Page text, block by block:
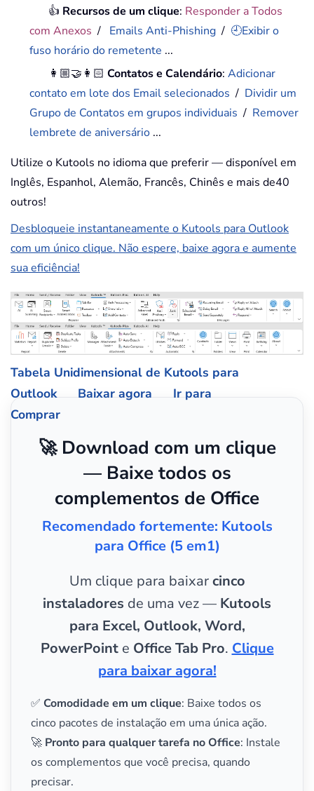
👍 Recursos de um clique: Responder a Todos
com Anexos / Emails Anti-Phishing / 🕘Exibir o
fuso horário do remetente ...
👩🏼‍🤝‍👩🏻Contatos e Calendário:Adicionar
contato em lote dos Email selecionados / Dividir um
Grupo de Contatos em grupos individuais / Remover
lembrete de aniversário ...
Utilize o Kutools no idioma que preferir — disponível em
Inglês, Espanhol, Alemão, Francês, Chinês e mais de40
outros!
Desbloqueie instantaneamente o Kutools para Outlook
com um único clique. Não espere, baixe agora e aumente
sua eficiência!
Tabela Unidimensional de Kutools para
Outlook
Baixar agora
Ir para
Comprar
🚀 Download com um clique
— Baixe todos os
complementos de Office
Recomendado fortemente: Kutools
para Office (5 em1)
Um clique para baixarcinco
instaladores de uma vez — Kutools
para Excel, Outlook, Word,
PowerPointe Office Tab Pro.Clique
para baixar agora!
✅ Comodidade em um clique: Baixe todos os
cinco pacotes de instalação em uma única ação.
🚀 Pronto para qualquer tarefa no Office: Instale
os complementos que você precisa, quando
precisar.